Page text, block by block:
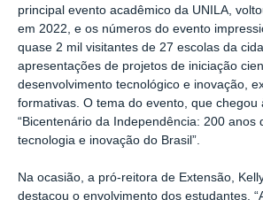
principal evento acadêmico da UNILA,
em 2022, e os números do evento
quase 2 mil visitantes de 27 escolas da
apresentações de projetos de iniciação
desenvolvimento tecnológico e inovação,
formativas. O tema do evento, que chegou
“Bicentenário da Independência: 200 anos
tecnologia e inovação do Brasil”.
Na ocasião, a pró-reitora de Extensão,
destacou o envolvimento dos estudantes.